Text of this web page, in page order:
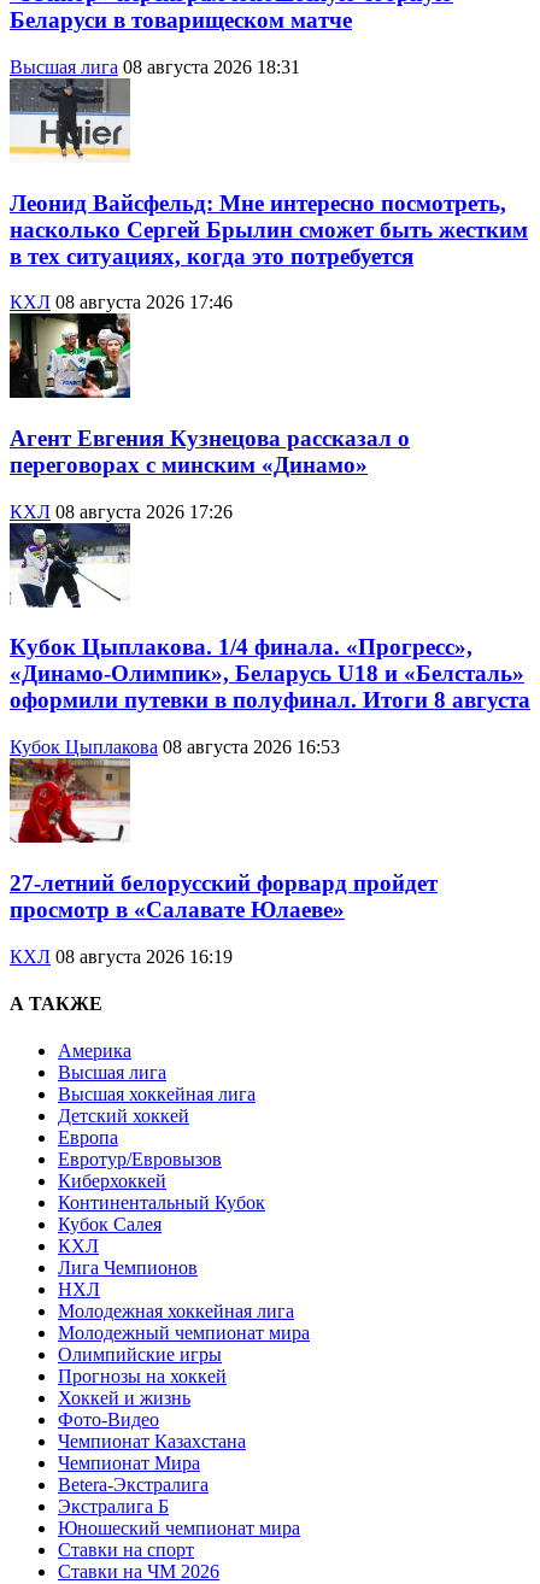
Беларуси в товарищеском матче
Высшая лига 08 августа 2026 18:31
Леонид Вайсфельд: Мне интересно посмотреть,
насколько Сергей Брылин сможет быть жестким
в тех ситуациях, когда это потребуется
КХЛ 08 августа 2026 17:46
Агент Евгения Кузнецова рассказал о
переговорах с минским «Динамо»
КХЛ 08 августа 2026 17:26
Кубок Цыплакова. 1/4 финала. «Прогресс»,
«Динамо-Олимпик», Беларусь U18 и «Белсталь»
оформили путевки в полуфинал. Итоги 8 августа
Кубок Цыплакова 08 августа 2026 16:53
27-летний белорусский форвард пройдет
просмотр в «Салавате Юлаеве»
КХЛ 08 августа 2026 16:19
А ТАКЖЕ
Америка
Высшая лига
Высшая хоккейная лига
Детский хоккей
Европа
Евротур/Евровызов
Киберхоккей
Континентальный Кубок
Кубок Салея
КХЛ
Лига Чемпионов
НХЛ
Молодежная хоккейная лига
Молодежный чемпионат мира
Олимпийские игры
Прогнозы на хоккей
Хоккей и жизнь
Фото-Видео
Чемпионат Казахстана
Чемпионат Мира
Betera-Экстралига
Экстралига Б
Юношеский чемпионат мира
Ставки на спорт
Ставки на ЧМ 2026